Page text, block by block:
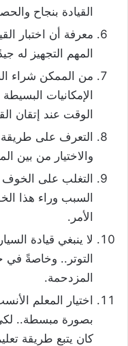
القيادة بنجاح
معرفة أن اختبار
المهم التجهيز له
من الممكن شراء
الإمكانيات
الوقت عند إتقان
التعرف على طريقة
والاختيار من بين
التغلب على الخوف
السبب وراء هذا
الأمر.
لا ينبغي قيادة
التوتر.. وخاصةً في
المزدحمة.
اختيار المعلم
بصورة مبسطة..
كان يتبع طريقة